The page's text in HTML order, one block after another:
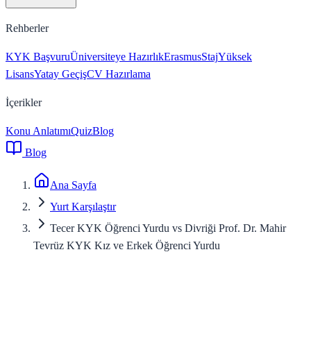
Rehberler
KYK BaşvuruÜniversiteye HazırlıkErasmusStajYüksek
LisansYatay GeçişCV Hazırlama
İçerikler
Konu AnlatımıQuizBlog
Blog
Ana Sayfa
Yurt Karşılaştır
Tecer KYK Öğrenci Yurdu vs Divriği Prof. Dr. Mahir
Tevrüz KYK Kız ve Erkek Öğrenci Yurdu